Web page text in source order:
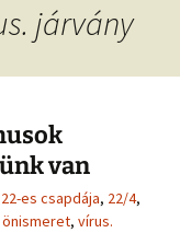
járvány
van
22-es csapdája, 22/4,
önismeret, vírus.